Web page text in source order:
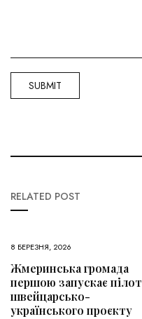
RELATED POST
8 БЕРЕЗНЯ, 2026
Жмеринська громада
першою запускає пілот
швейцарсько-
українського проєкту